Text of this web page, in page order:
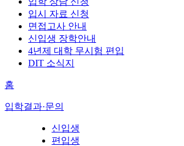
입시 자료 신청
면접고사 안내
신입생 장학안내
4년제 대학 무시험 편입
DIT 소식지
홈
입학결과·문의
신입생
편입생